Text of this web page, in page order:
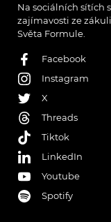
Na sociálních sítích
zajímavosti ze
Světa Formule.
Facebook
Instagram
X
Threads
Tiktok
LinkedIn
Youtube
Spotify